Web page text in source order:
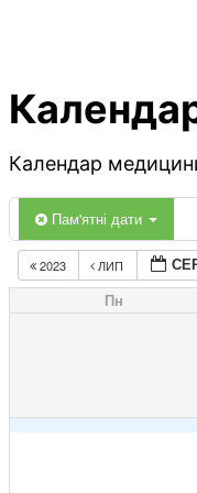
Календар
Пам'ятні дати
2023 ЛИП
Пн